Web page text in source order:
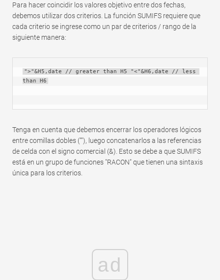
Para hacer coincidir los valores objetivo entre dos fechas,
debemos utilizar dos criterios. La función SUMIFS requiere que
cada criterio se ingrese como un par de criterios / rango de la
siguiente manera:
">"&H5,date // greater than H5 "<"&H6,date // less
than H6
Tenga en cuenta que debemos encerrar los operadores lógicos
entre comillas dobles (""), luego concatenarlos a las referencias
de celda con el signo comercial (&). Esto se debe a que SUMIFS
está en un grupo de funciones "RACON" que tienen una sintaxis
única para los criterios.
ad